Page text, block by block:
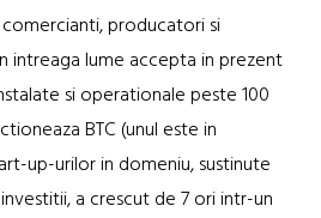
producatori si
intreaga lume accepta in prezent
si operationale peste 100
BTC (unul este in
up-urilor in domeniu, sustinute
a crescut de 7 ori intr-un